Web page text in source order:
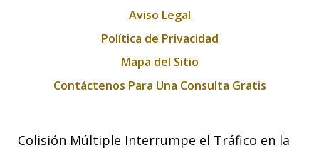
Aviso Legal
Política de Privacidad
Mapa del Sitio
Contáctenos Para Una Consulta Gratis
Colisión Múltiple Interrumpe el Tráfico en la